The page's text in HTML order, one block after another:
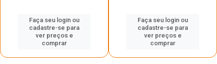
Faça seu login ou
cadastre-se para
ver preços e
comprar
Faça seu login ou
cadastre-se para
ver preços e
comprar